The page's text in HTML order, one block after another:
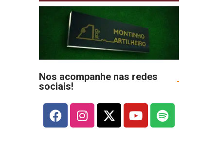
Nos acompanhe nas redes
sociais!